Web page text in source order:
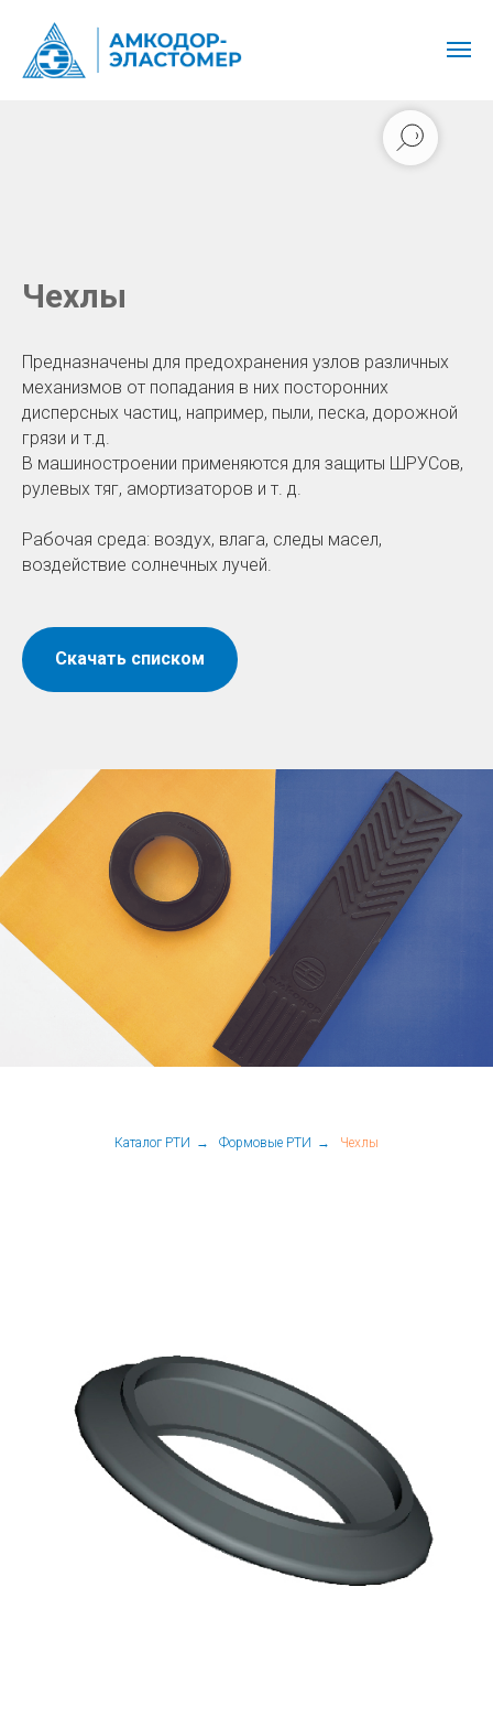
Чехлы
Предназначены для предохранения узлов различных
механизмов от попадания в них посторонних
дисперсных частиц, например, пыли, песка, дорожной
грязи и т.д.
В машиностроении применяются для защиты ШРУСов,
рулевых тяг, амортизаторов и т. д.
Рабочая среда: воздух, влага, следы масел,
воздействие солнечных лучей.
Скачать списком
Каталог РТИ → Формовые РТИ → Чехлы